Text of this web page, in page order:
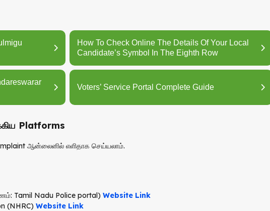
How To Check Online The Details Of Your Local
Candidate’s Symbol In The Eighth Row
Voters’ Service Portal Complete Guide
Platforms
ஆன்லைனில் எளிதாக செய்யலாம்.
Tamil Nadu Police portal) Website Link
(NHRC) Website Link